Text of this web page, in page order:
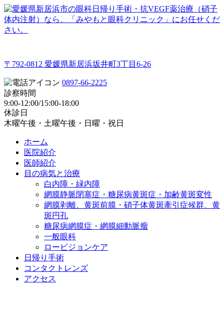
〒792-0812 愛媛県新居浜坂井町3丁目6-26
0897-66-2225
診察時間
9:00-12:00/15:00-18:00
休診日
木曜午後・土曜午後・日曜・祝日
ホーム
医院紹介
医師紹介
目の病気と治療
白内障・緑内障
網膜静脈閉塞症・糖尿病黄斑症・加齢黄斑変性
網膜剥離、黄斑前膜・硝子体黄斑牽引症候群、黄
斑円孔
糖尿病網膜症・網膜細動脈瘤
一般眼科
ロービジョンケア
日帰り手術
コンタクトレンズ
アクセス